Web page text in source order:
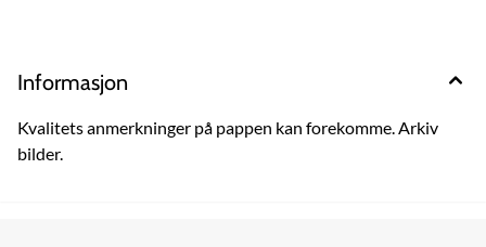
Informasjon
Kvalitets anmerkninger på pappen kan forekomme. Arkiv
bilder.